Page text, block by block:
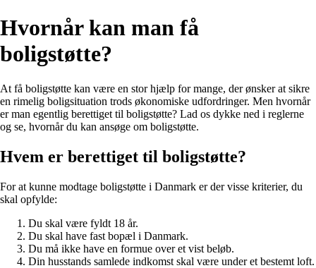
Hvornår kan man få
boligstøtte?
At få boligstøtte kan være en stor hjælp for mange, der ønsker at sikre
en rimelig boligsituation trods økonomiske udfordringer. Men hvornår
er man egentlig berettiget til boligstøtte? Lad os dykke ned i reglerne
og se, hvornår du kan ansøge om boligstøtte.
Hvem er berettiget til boligstøtte?
For at kunne modtage boligstøtte i Danmark er der visse kriterier, du
skal opfylde:
Du skal være fyldt 18 år.
Du skal have fast bopæl i Danmark.
Du må ikke have en formue over et vist beløb.
Din husstands samlede indkomst skal være under et bestemt loft.